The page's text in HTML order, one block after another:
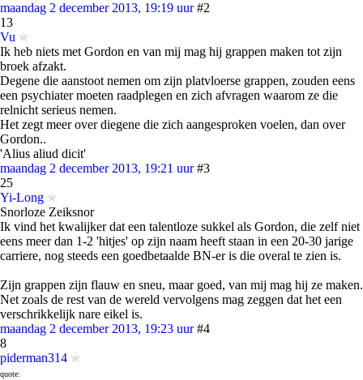
maandag 2 december 2013, 19:19 uur #2
13
Vu
Ik heb niets met Gordon en van mij mag hij grappen maken tot zijn
broek afzakt.
Degene die aanstoot nemen om zijn platvloerse grappen, zouden eens
een psychiater moeten raadplegen en zich afvragen waarom ze die
relnicht serieus nemen.
Het zegt meer over diegene die zich aangesproken voelen, dan over
Gordon..
'Alius aliud dicit'
maandag 2 december 2013, 19:21 uur #3
25
Yi-Long
Snorloze Zeiksnor
Ik vind het kwalijker dat een talentloze sukkel als Gordon, die zelf niet
eens meer dan 1-2 'hitjes' op zijn naam heeft staan in een 20-30 jarige
carriere, nog steeds een goedbetaalde BN-er is die overal te zien is.
Zijn grappen zijn flauw en sneu, maar goed, van mij mag hij ze maken.
Net zoals de rest van de wereld vervolgens mag zeggen dat het een
verschrikkelijk nare eikel is.
maandag 2 december 2013, 19:23 uur #4
8
piderman314
quote: